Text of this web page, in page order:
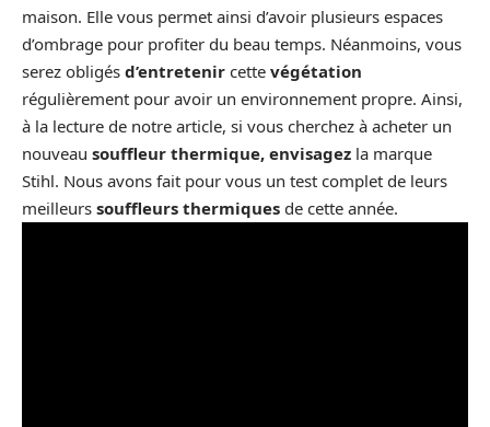
maison. Elle vous permet ainsi d’avoir plusieurs espaces
d’ombrage pour profiter du beau temps. Néanmoins, vous
serez obligés d’entretenir cette végétation
régulièrement pour avoir un environnement propre. Ainsi,
à la lecture de notre article, si vous cherchez à acheter un
nouveau souffleur thermique, envisagez la marque
Stihl. Nous avons fait pour vous un test complet de leurs
meilleurs souffleurs thermiques de cette année.